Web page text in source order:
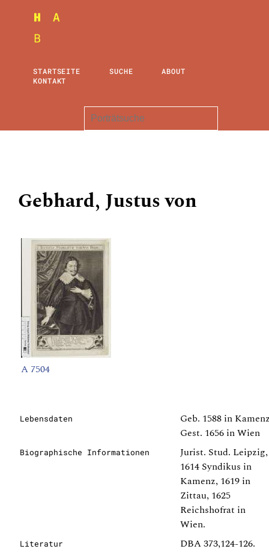
STARTSEITE SUCHE
ABOUT
KONTAKT
Gebhard, Justus von
A 7504
Lebensdaten
Geb. 1588 in
Gest. 1656 in Wien
Biographische Informationen
Jurist. Stud. Leipzig,
1614 Syndikus in
Kamenz, 1619 in
Zittau, 1625
Reichshofrat in
Wien.
Literatur DBA 373,124-126.